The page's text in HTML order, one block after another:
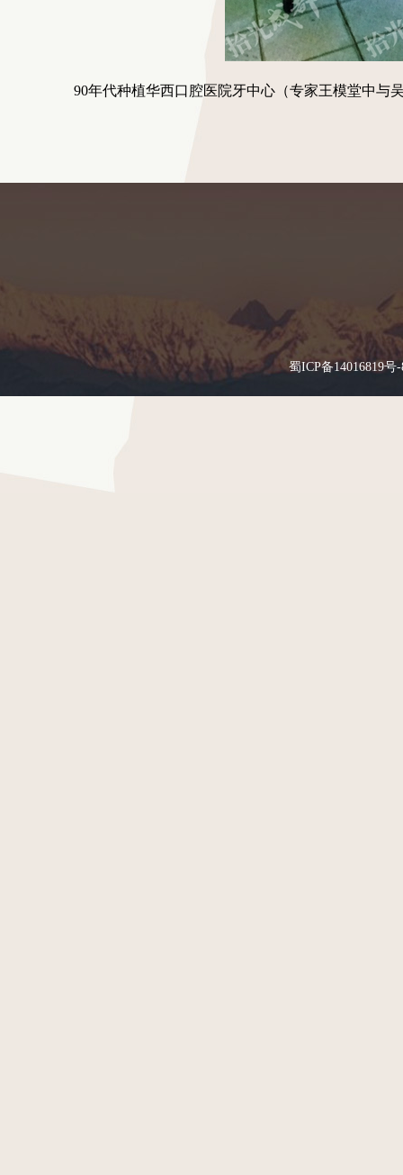
90年代种植华西口腔医院牙中心（专家王模堂中与
蜀ICP备14016819